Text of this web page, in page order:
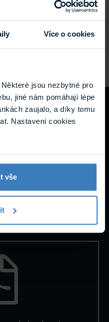
Více o cookies
jsou nezbytné pro
jiné nám pomáhají lépe
zaujalo, a díky tomu
Nastavení cookies
vše
Karta